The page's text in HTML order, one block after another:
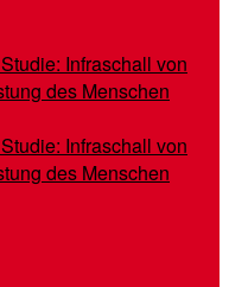
Infraschall von
des Menschen
Infraschall von
des Menschen